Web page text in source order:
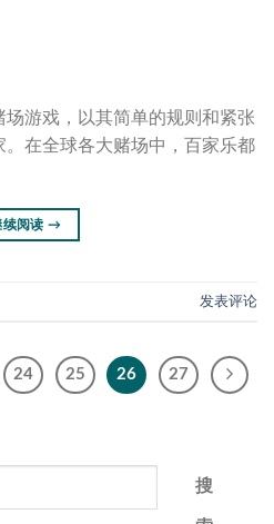
场游戏，以其简单的规则和紧张
在全球各大赌场中，百家乐都
续阅读→
发表评论
24 25 26 27
搜